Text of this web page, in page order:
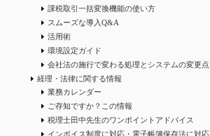
課税取引一括変換機能の使い方
スムーズな導入Q&A
活用術
環境設定ガイド
会社法の施行で変わる処理とシステムの変更点
経理・法律に関する情報
業務カレンダー
ご存知ですか？この情報
税理士田中先生のワンポイントアドバイス
インボイス制度に対応・電子帳簿保存法に対応